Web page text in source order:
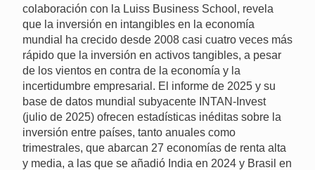
colaboración con la Luiss Business School, revela
que la inversión en intangibles en la economía
mundial ha crecido desde 2008 casi cuatro veces más
rápido que la inversión en activos tangibles, a pesar
de los vientos en contra de la economía y la
incertidumbre empresarial. El informe de 2025 y su
base de datos mundial subyacente INTAN-Invest
(julio de 2025) ofrecen estadísticas inéditas sobre la
inversión entre países, tanto anuales como
trimestrales, que abarcan 27 economías de renta alta
y media, a las que se añadió India en 2024 y Brasil en